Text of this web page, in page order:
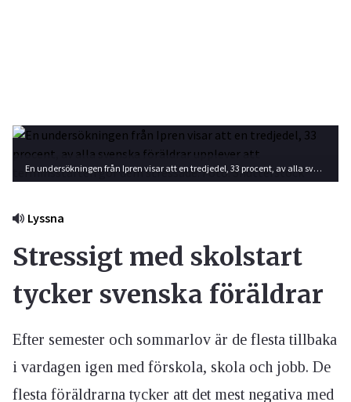
En undersökningen från Ipren visar att en tredjedel, 33 procent, av alla svenska föräldrar upplever att terminsstarten gör dem stressade. Foto: Shutterstock
Lyssna
Stressigt med skolstart
tycker svenska föräldrar
Efter semester och sommarlov är de flesta tillbaka
i vardagen igen med förskola, skola och jobb. De
flesta föräldrarna tycker att det mest negativa med